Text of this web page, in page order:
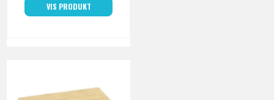
VIS PRODUKT